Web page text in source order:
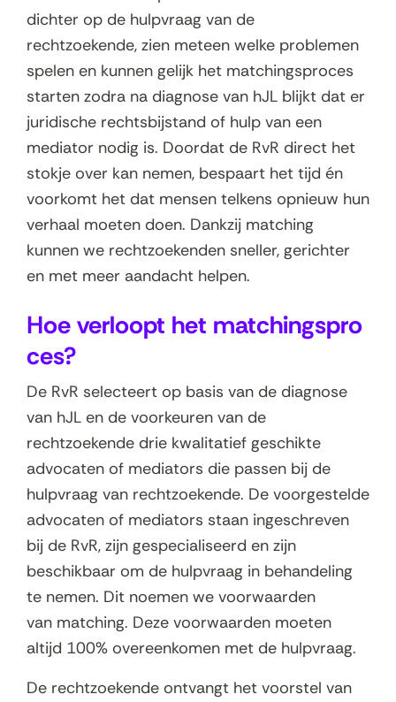
dichter op de hulpvraag van de
rechtzoekende, zien meteen welke problemen
spelen en kunnen gelijk het matchingsproces
starten zodra na diagnose van hJL blijkt dat er
juridische rechtsbijstand of hulp van een
mediator nodig is. Doordat de RvR direct het
stokje over kan nemen, bespaart het tijd én
voorkomt het dat mensen telkens opnieuw hun
verhaal moeten doen. Dankzij matching
kunnen we rechtzoekenden sneller, gerichter
en met meer aandacht helpen.
Hoe verloopt het matchingspro
ces?
De RvR selecteert op basis van de diagnose
van hJL en de voorkeuren van de
rechtzoekende drie kwalitatief geschikte
advocaten of mediators die passen bij de
hulpvraag van rechtzoekende. De voorgestelde
advocaten of mediators staan ingeschreven
bij de RvR, zijn gespecialiseerd en zijn
beschikbaar om de hulpvraag in behandeling
te nemen. Dit noemen we voorwaarden
van matching. Deze voorwaarden moeten
altijd 100% overeenkomen met de hulpvraag.
De rechtzoekende ontvangt het voorstel van